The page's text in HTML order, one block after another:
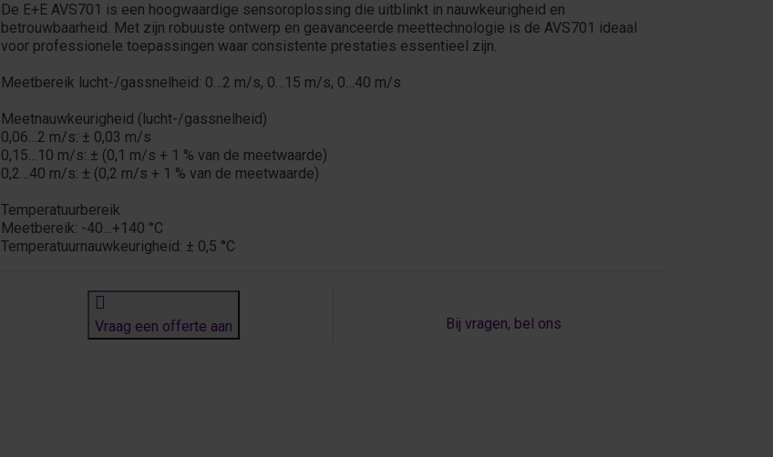
De E+E AVS701 is een hoogwaardige sensoroplossing die uitblinkt in nauwkeurigheid en
betrouwbaarheid. Met zijn robuuste ontwerp en geavanceerde meettechnologie is de AVS701 ideaal
voor professionele toepassingen waar consistente prestaties essentieel zijn.
Meetbereik lucht-/gassnelheid: 0…2 m/s, 0…15 m/s, 0…40 m/s
Meetnauwkeurigheid (lucht-/gassnelheid)
0,06…2 m/s: ± 0,03 m/s
0,15…10 m/s: ± (0,1 m/s + 1 % van de meetwaarde)
0,2…40 m/s: ± (0,2 m/s + 1 % van de meetwaarde)
Temperatuurbereik
Meetbereik: -40…+140 °C
Temperatuurnauwkeurigheid: ± 0,5 °C
Vraag een offerte aan Bij vragen, bel ons